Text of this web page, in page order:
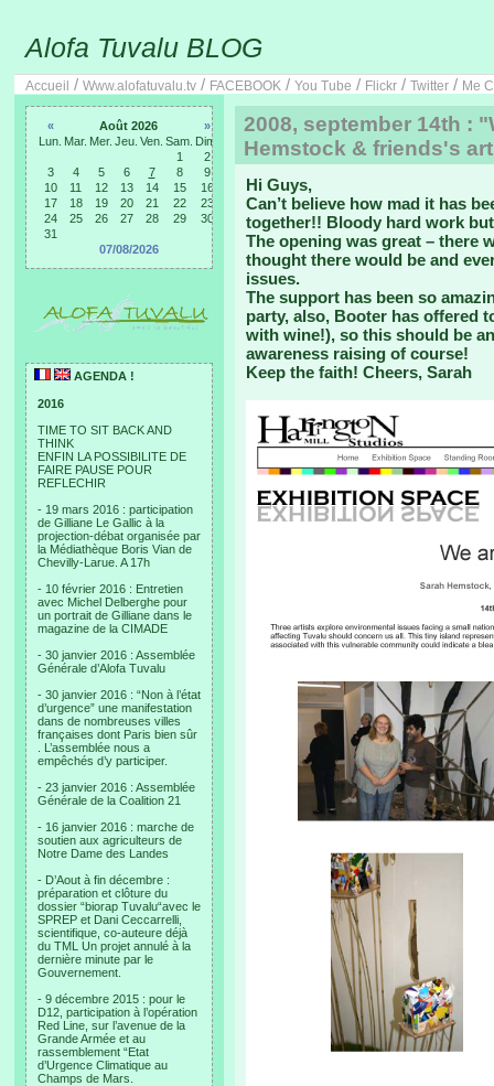
Alofa Tuvalu BLOG
Accueil / Www.alofatuvalu.tv / FACEBOOK / You Tube / Flickr / Twitter / Me
« Août 2026
»
Lun. Mar. Mer. Jeu. Ven. Sam. Dim.
1
2
3
4 5 6 7 8
9
10
11 12 13 14 15
16
17
18 19 20 21 22
23
24
25 26 27 28 29
30
31
07/08/2026
AGENDA !
2016
TIME TO SIT BACK AND
THINK
ENFIN LA POSSIBILITE DE
FAIRE PAUSE POUR
REFLECHIR
- 19 mars 2016 : participation
de Gilliane Le Gallic à la
projection-débat organisée par
la Médiathèque Boris Vian de
Chevilly-Larue. A 17h
- 10 février 2016 : Entretien
avec Michel Delberghe pour
un portrait de Gilliane dans le
magazine de la CIMADE
- 30 janvier 2016 : Assemblée
Générale d’Alofa Tuvalu
- 30 janvier 2016 : “Non à l’état
d’urgence” une manifestation
dans de nombreuses villes
françaises dont Paris bien sûr
. L’assemblée nous a
empêchés d’y participer.
- 23 janvier 2016 : Assemblée
Générale de la Coalition 21
- 16 janvier 2016 : marche de
soutien aux agriculteurs de
Notre Dame des Landes
- D’Aout à fin décembre :
préparation et clôture du
dossier “biorap Tuvalu“avec le
SPREP et Dani Ceccarrelli,
scientifique, co-auteure déjà
du TML Un projet annulé à la
dernière minute par le
Gouvernement.
- 9 décembre 2015 : pour le
D12, participation à l’opération
Red Line, sur l’avenue de la
Grande Armée et au
rassemblement “Etat
d’Urgence Climatique au
Champs de Mars.
2008, september 14th :
Hemstock & friends's
Hi Guys,
Can’t believe how mad it has
together!! Bloody hard work
The opening was great – there
thought there would be and
issues.
The support has been so
party, also, Booter has offered
with wine!), so this should be
awareness raising of course!
Keep the faith! Cheers, Sarah